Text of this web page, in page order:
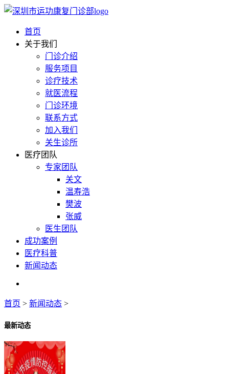
首页
关于我们
门诊介绍
服务项目
诊疗技术
就医流程
门诊环境
联系方式
加入我们
关生诊所
医疗团队
专家团队
关文
温寿浩
樊波
张威
医生团队
成功案例
医疗科普
新闻动态
首页 > 新闻动态 >
最新动态